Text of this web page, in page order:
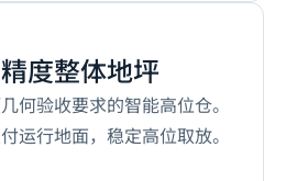
度整体地坪
何验收要求的智能高位仓。
运行地面，稳定高位取放。